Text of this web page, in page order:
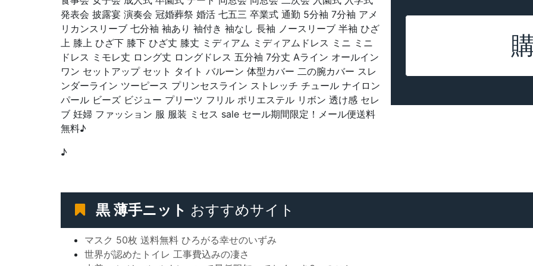
発表会 披露宴 演奏会 冠婚葬祭 婚活 七五三 卒業式 通勤 5分袖 7分袖 アメ
リカンスリーブ 七分袖 袖あり 袖付き 袖なし 長袖 ノースリーブ 半袖 ひざ
上 膝上 ひざ下 膝下 ひざ丈 膝丈 ミディアム ミディアムドレス ミニ ミニ
ドレス ミモレ丈 ロング丈 ロングドレス 五分袖 7分丈 Aライン オールイン
ワン セットアップ セット タイト バルーン 体型カバー 二の腕カバー スレ
ンダーライン ツーピース プリンセスライン ストレッチ チュール ナイロン
パール ビーズ ビジュー プリーツ フリル ポリエステル リボン 透け感 セレ
ブ 妊婦 ファッション 服 服装 ミセス sale セール期間限定！メール便送料
無料♪
♪
黒 薄手ニット おすすめサイト
マスク 50枚 送料無料 ひろがる幸せのいずみ
世界が認めたトイレ 工事費込みの凄さ